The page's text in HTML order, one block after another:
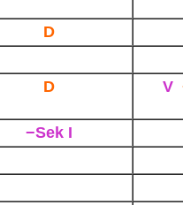
D
D V
−Sek I